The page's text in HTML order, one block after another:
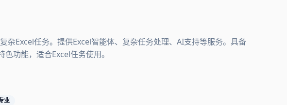
杂Excel任务。提供Excel智能体、复杂任务处理、AI支持等服务。具备
功能，适合Excel任务使用。
业